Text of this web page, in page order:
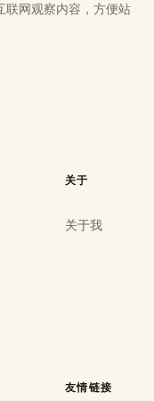
联网观察内容，方便站
关于
关于我
友情链接